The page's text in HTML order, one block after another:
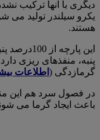
دیگری با آنها ترکیب
یکرو سیلندر تولید می
هستند.
این پارچه
پنبه، منفذهای ریزی
گرمازدگی ( اطلاعات
در فصول سرد هم این
باعث ایجاد گرما می